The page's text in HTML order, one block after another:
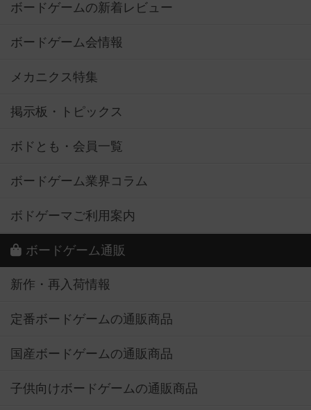
ボードゲームの新着レビュー
ボードゲーム会情報
メカニクス特集
掲示板・トピックス
ボドとも・会員一覧
ボードゲーム業界コラム
ボドゲーマご利用案内
ボードゲーム通販
新作・再入荷情報
定番ボードゲームの通販商品
国産ボードゲームの通販商品
子供向けボードゲームの通販商品